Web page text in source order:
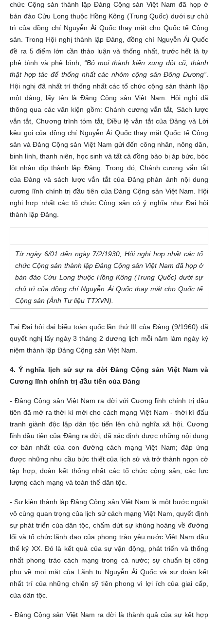
chức Cộng sản thành lập Đảng Cộng sản Việt Nam đã họp ở
bán đảo Cửu Long thuộc Hồng Kông (Trung Quốc) dưới sự chủ
trì của đồng chí Nguyễn Ái Quốc thay mặt cho Quốc tế Cộng
sản. Trong Hội nghị thành lập Đảng, đồng chí Nguyễn Ái Quốc
đề ra 5 điểm lớn cần thảo luận và thống nhất, trước hết là tự
phê bình và phê bình, “Bỏ mọi thành kiến xung đột cũ, thành
thật hợp tác để thống nhất các nhóm cộng sản Đông Dương”
Hội nghị đã nhất trí thống nhất các tổ chức cộng sản thành lập
một đảng, lấy tên là Đảng Cộng sản Việt Nam. Hội nghị đã
thông qua các văn kiện gồm: Chánh cương vắn tắt, Sách lược
vắn tắt, Chương trình tóm tắt, Điều lệ vắn tắt của Đảng và Lời
kêu gọi của đồng chí Nguyễn Ái Quốc thay mặt Quốc tế Cộng
sản và Đảng Cộng sản Việt Nam gửi đến công nhân, nông dân,
binh lính, thanh niên, học sinh và tất cả đồng bào bị áp bức, bóc
lột nhân dịp thành lập Đảng. Trong đó, Chánh cương vắn tắt
của Đảng và sách lược vắn tắt của Đảng phản ánh nội dung
cương lĩnh chính trị đầu tiên của Đảng Cộng sản Việt Nam. Hội
nghị hợp nhất các tổ chức Cộng sản có ý nghĩa như Đại hội
thành lập Đảng.
Từ ngày 6/01 đến ngày 7/2/1930, Hội nghị hợp nhất các tổ
chức Cộng sản thành lập Đảng Cộng sản Việt Nam đã họp ở
bán đảo Cửu Long thuộc Hồng Kông (Trung Quốc) dưới sự
chủ trì của đồng chí Nguyễn Ái Quốc thay mặt cho Quốc tế
Cộng sản (Ảnh Tư liệu TTXVN).
Tại Đại hội đại biểu toàn quốc lần thứ III của Đảng (9/1960) đã
quyết nghị lấy ngày 3 tháng 2 dương lịch mỗi năm làm ngày kỷ
niệm thành lập Đảng Cộng sản Việt Nam.
4. Ý nghĩa lịch sử sự ra đời Đảng Cộng sản Việt Nam và
Cương lĩnh chính trị đầu tiên của Đảng
- Đảng Cộng sản Việt Nam ra đời với Cương lĩnh chính trị đầu
tiên đã mở ra thời kì mới cho cách mạng Việt Nam - thời kì đấu
tranh giành độc lập dân tộc tiến lên chủ nghĩa xã hội. Cương
lĩnh đầu tiên của Đảng ra đời, đã xác định được những nội dung
cơ bản nhất của con đường cách mạng Việt Nam; đáp ứng
được những nhu cầu bức thiết của lịch sử và trở thành ngọn cờ
tập hợp, đoàn kết thống nhất các tổ chức cộng sản, các lực
lượng cách mạng và toàn thể dân tộc.
- Sự kiện thành lập Đảng Cộng sản Việt Nam là một bước ngoặt
vô cùng quan trọng của lịch sử cách mạng Việt Nam, quyết định
sự phát triển của dân tộc, chấm dứt sự khủng hoảng về đường
lối và tổ chức lãnh đạo của phong trào yêu nước Việt Nam đầu
thế kỷ XX. Đó là kết quả của sự vận động, phát triển và thống
nhất phong trào cách mạng trong cả nước; sự chuẩn bị công
phu về mọi mặt của Lãnh tụ Nguyễn Ái Quốc và sự đoàn kết
nhất trí của những chiến sỹ tiên phong vì lợi ích của giai cấp,
của dân tộc.
- Đảng Cộng sản Việt Nam ra đời là thành quả của sự kết hợp